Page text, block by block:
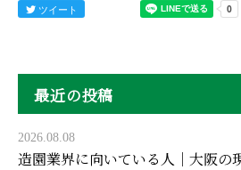
ツイート
最近の投稿
2026.08.08
造園業界に向いている人｜大阪の